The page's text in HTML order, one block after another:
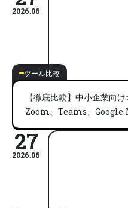
2026.06
ツール比較
【徹底比較】中小企業向
Zoom、Teams、Google
27
2026.06